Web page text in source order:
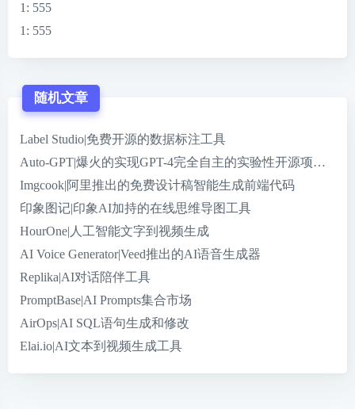
1 : 555
1 : 555
随机文章
Label Studio|免费开源的数据标注工具
Auto-GPT|爆火的实现GPT-4完全自主的实验性开源项目，
Imgcook|阿里推出的免费设计稿智能生成前端代码
印象图记|印象AI加持的在线思维导图工具
HourOne|人工智能文字到视频生成
AI Voice Generator|Veed推出的AI语音生成器
Replika|AI对话陪伴工具
PromptBase|AI Prompts集合市场
AirOps|AI SQL语句生成和修改
Elai.io|AI文本到视频生成工具